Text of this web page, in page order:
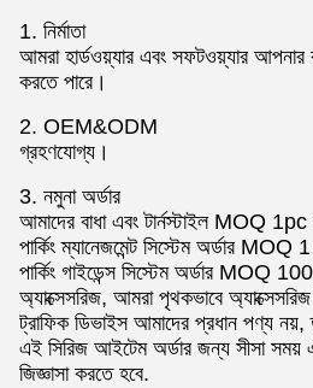
1. নির্মাতা
আমরা হার্ডওয়্যার এবং সফটওয়্যার
করতে পারে।
2. OEM&ODM
গ্রহণযোগ্য।
3. নমুনা অর্ডার
আমাদের বাধা এবং টার্নস্টাইল MOQ
পার্কিং ম্যানেজমেন্ট সিস্টেম অর্ডার
পার্কিং গাইডেন্স সিস্টেম অর্ডার MOQ
অ্যাক্সেসরিজ, আমরা পৃথকভাবে অ্যাক্সেসরিজ
ট্রাফিক ডিভাইস আমাদের প্রধান পণ্য
এই সিরিজ আইটেম অর্ডার জন্য সীসা সময়
জিজ্ঞাসা করতে হবে.